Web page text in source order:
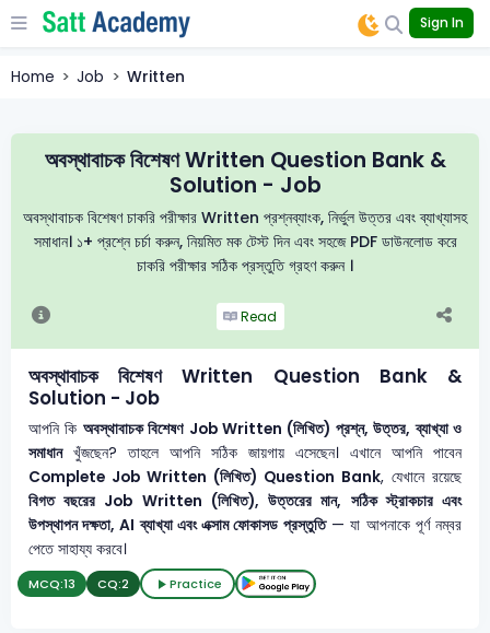
Sign In
Home Job Written
অবস্থাবাচক বিশেষণ Written Question Bank &
Solution - Job
অবস্থাবাচক বিশেষণ চাকরি পরীক্ষার Written প্রশ্নব্যাংক, নির্ভুল উত্তর এবং ব্যাখ্যাসহ
সমাধান। ১+ প্রশ্নে চর্চা করুন, নিয়মিত মক টেস্ট দিন এবং সহজে PDF ডাউনলোড করে
চাকরি পরীক্ষার সঠিক প্রস্তুতি গ্রহণ করুন ।
Read
অবস্থাবাচক বিশেষণ Written Question Bank &
Solution - Job
আপনি কি অবস্থাবাচক বিশেষণ Job Written (লিখিত) প্রশ্ন, উত্তর, ব্যাখ্যা ও
সমাধানখুঁজছেন? তাহলে আপনি সঠিক জায়গায় এসেছেন। এখানে আপনি পাবেন
Complete Job Written (লিখিত) Question Bank, যেখানে রয়েছে
বিগত বছরের Job Written (লিখিত), উত্তরের মান, সঠিক স্ট্রাকচার এবং
উপস্থাপন দক্ষতা, AI ব্যাখ্যা এবং এক্সাম ফোকাসড প্রস্তুতি— যা আপনাকে পূর্ণ নম্বর
পেতে সাহায্য করবে।
MCQ:13 CQ:2 Practice